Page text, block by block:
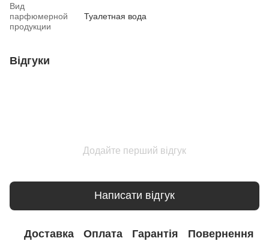
Вид
парфюмерной
продукции
Туалетная вода
Відгуки
Додайте перший відгук
Написати відгук
Доставка Оплата Гарантія Повернення